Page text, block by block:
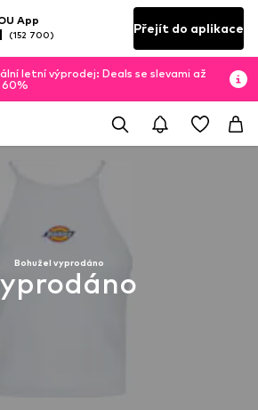
App
(152 700) Přejít do aplikace
letní výprodej: Deals se slevami až
60%
Bohužel vyprodáno